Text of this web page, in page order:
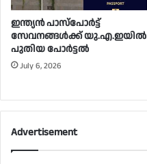
ഇന്ത്യൻ പാസ്പോർട്ട്
സേവനങ്ങൾക്ക് യു.എ.ഇയിൽ
പുതിയ പോർട്ടൽ
July 6, 2026
Advertisement